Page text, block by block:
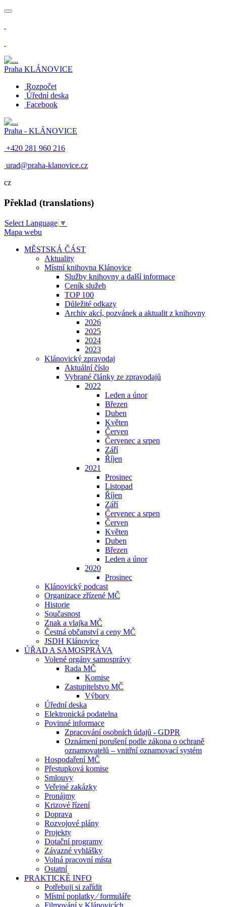
Praha KLÁNOVICE
Rozpočet
Úřední deska
Facebook
Praha - KLÁNOVICE
+420 281 960 216
urad@praha-klanovice.cz
cz
Překlad (translations)
Select Language ▼
Mapa webu
MĚSTSKÁ ČÁST
Aktuality
Místní knihovna Klánovice
Služby knihovny a další informace
Ceník služeb
TOP 100
Důležité odkazy
Archiv akcí, pozvánek a aktualit z knihovny
2026
2025
2024
2023
Klánovický zpravodaj
Aktuální číslo
Vybrané články ze zpravodajů
2022
Leden a únor
Březen
Duben
Květen
Červen
Červenec a srpen
Září
Říjen
2021
Prosinec
Listopad
Říjen
Září
Červenec a srpen
Červen
Květen
Duben
Březen
Leden a únor
2020
Prosinec
Klánovický podcast
Organizace zřízené MČ
Historie
Současnost
Znak a vlajka MČ
Čestná občanství a ceny MČ
JSDH Klánovice
ÚŘAD A SAMOSPRÁVA
Volené orgány samosprávy
Rada MČ
Komise
Zastupitelstvo MČ
Výbory
Úřední deska
Elektronická podatelna
Povinné informace
Zpracování osobních údajů - GDPR
Oznámení porušení podle zákona o ochraně
oznamovatelů – vnitřní oznamovací systém
Hospodaření MČ
Přestupková komise
Smlouvy
Veřejné zakázky
Pronájmy
Krizové řízení
Doprava
Rozvojové plány
Projekty
Dotační programy
Závazné vyhlášky
Volná pracovní místa
Ostatní
PRAKTICKÉ INFO
Potřebuji si zařídit
Místní poplatky ⁄ formuláře
Filmování v Klánovicích